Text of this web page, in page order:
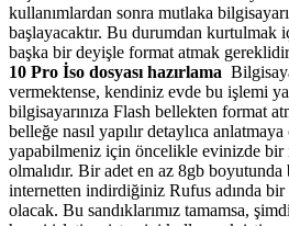
kullanımlardan sonra mutlaka
başlayacaktır. Bu durumdan kurtulmak
başka bir deyişle format atmak
10 Pro İso dosyası hazırlama
vermektense, kendiniz evde bu işlemi
bilgisayarınıza Flash bellekten format
belleğe nasıl yapılır detaylıca
yapabilmeniz için öncelikle evinizde bir
olmalıdır. Bir adet en az 8gb
internetten indirdiğiniz Rufus adında bir
olacak. Bu sandıklarımız tamamsa,